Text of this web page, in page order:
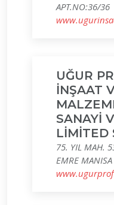
APT.NO:36/36
UĞUR
İNŞAAT
SANAYİ
LİMİTED
75. YIL MAH.
EMRE MANISA